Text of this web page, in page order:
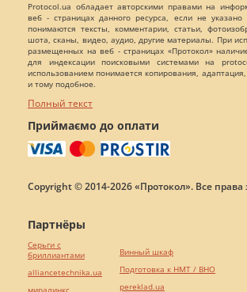
Protocol.ua обладает авторскими правами на
веб - страницах данного ресурса, если не
понимаются тексты, комментарии, статьи,
шота, сканы, видео, аудио, другие материалы. При
размещенных на веб - страницах «Протокол»
для индексации поисковыми системами на
использованием понимается копирования,
и тому подобное.
Полный текст
Приймаємо до оплати
Copyright © 2014-2026 «Протокол». Все
Партнёры
Серьги с
бриллиантами
alliancetechnika.ua
миралинкс
Винный шкаф
Подготовка к НМТ / ВНО
pereklad.ua